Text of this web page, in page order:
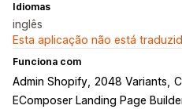
Idiomas
inglês
Esta aplicação não está
Funciona com
Admin Shopify 2048 Variants
EComposer Landing Page